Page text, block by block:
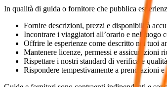
In qualità di guida o fornitore che pubblica
Fornire descrizioni, prezzi e disponibilità
Incontrare i viaggiatori all’orario e nel luogo
Offrire le esperienze come descritto nei tuoi
Mantenere licenze, permessi e assicurazioni
Rispettare i nostri standard di verifica e qualità
Rispondere tempestivamente a prenotazioni e